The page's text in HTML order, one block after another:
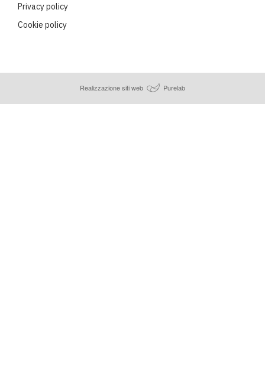
Privacy policy
Cookie policy
Realizzazione siti web Purelab